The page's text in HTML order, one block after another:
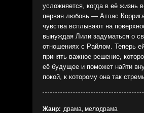
усложняется, когда в её жизнь
первая любовь — Атлас
чувства всплывают на
вынуждая Лили задуматься о
отношениях с Райлом. Теперь
принять важное решение,
её будущее и поможет найти
покой, к которому она так
Жанр: драма, мелодрама